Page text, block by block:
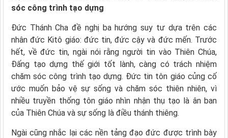
sóc công trình tạo dựng
Đức Thánh Cha đề nghị ba hướng suy tư dựa trên các
nhân đức Kitô giáo: đức tin, đức cậy và đức mến. Trước
hết, về đức tin, ngài nói rằng người tin vào Thiên Chúa,
Đấng tạo dựng thế giới tốt lành, càng có trách nhiệm
chăm sóc công trình tạo dựng. Đức tin tôn giáo củng cố
ước muốn bảo vệ sự sống và chăm sóc thiên nhiên, vì
nhiều truyền thống tôn giáo nhìn nhận thụ tạo là ân ban
của Thiên Chúa và sự sống là điều thánh thiêng.
Ngài cũng nhắc lại các nền tảng đạo đức được trình bày